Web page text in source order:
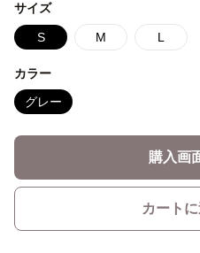
サイズ
S M L
カラー
グレー
購入画
カート